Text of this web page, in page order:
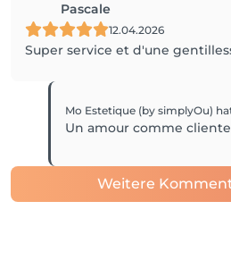
Pascale
12.04.2026
Super service et d'une
Mo Estetique (by simplyOu)
Un amour comme
Weitere